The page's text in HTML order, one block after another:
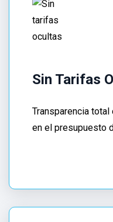
Precio
consulta
de
en
Juárez
CDMX,
opción
de
Sin Tarifas
Transparencia
en el presupuesto